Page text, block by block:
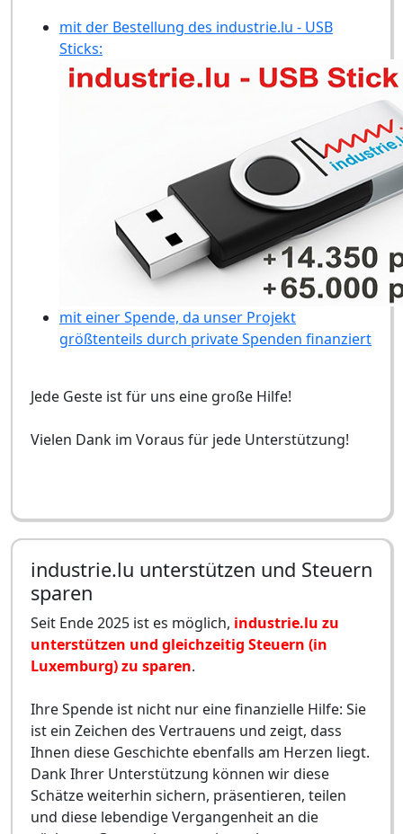
mit der Bestellung des industrie.lu - USB
Sticks:
mit einer Spende, da unser Projekt
größtenteils durch private Spenden finanziert
Jede Geste ist für uns eine große Hilfe!
Vielen Dank im Voraus für jede Unterstützung!
industrie.lu unterstützen und Steuern
sparen
Seit Ende 2025 ist es möglich, industrie.lu zu
unterstützen und gleichzeitig Steuern (in
Luxemburg) zu sparen.
Ihre Spende ist nicht nur eine finanzielle Hilfe: Sie
ist ein Zeichen des Vertrauens und zeigt, dass
Ihnen diese Geschichte ebenfalls am Herzen liegt.
Dank Ihrer Unterstützung können wir diese
Schätze weiterhin sichern, präsentieren, teilen
und diese lebendige Vergangenheit an die